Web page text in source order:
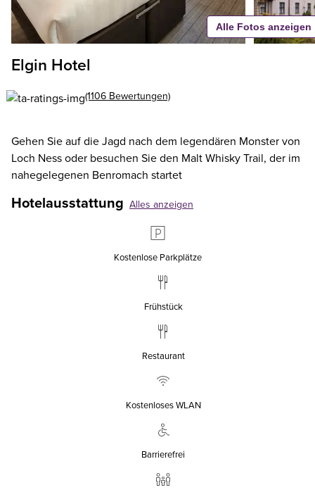
Elgin Hotel
(1106 Bewertungen)
Gehen Sie auf die Jagd nach dem legendären Monster von
Loch Ness oder besuchen Sie den Malt Whisky Trail, der im
nahegelegenen Benromach startet
Hotelausstattung Alles anzeigen
Kostenlose Parkplätze
Frühstück
Restaurant
Kostenloses WLAN
Barrierefrei
Alle Fotos anzeigen